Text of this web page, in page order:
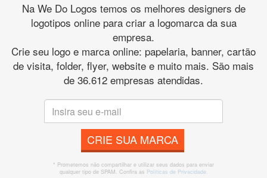
Na We Do Logos temos os melhores designers de
logotipos online para criar a logomarca da sua
empresa.
Crie seu logo e marca online: papelaria, banner, cartão
de visita, folder, flyer, website e muito mais. São mais
de 36.612 empresas atendidas.
CRIE SUA MARCA
* Prometemos não compartilhar e utilizar seus dados para enviar
qualquer tipo de SPAM. Confira as Políticas de Privacidade.